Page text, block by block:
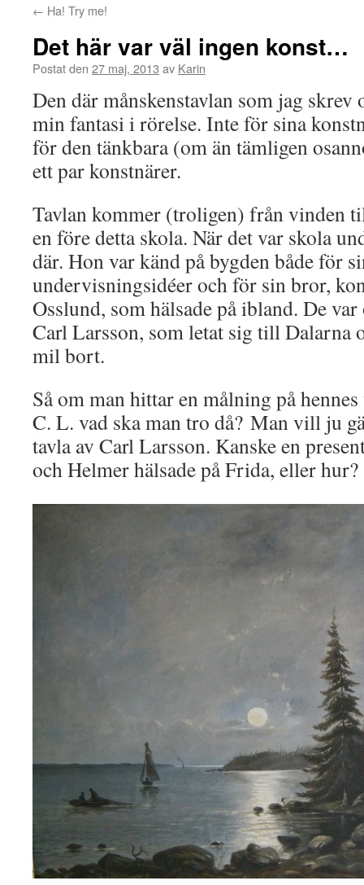
← Ha! Try me!
Det här var väl ingen konst…
Postat den 27 maj, 2013 av Karin
Den där månskenstavlan som jag
min fantasi i rörelse. Inte för sina
för den tänkbara (om än tämligen
ett par konstnärer.
Tavlan kommer (troligen) från vinden
en före detta skola. När det var skola
där. Hon var känd på bygden både för
undervisningsidéer och för sin bror,
Osslund, som hälsade på ibland. De
Carl Larsson, som letat sig till Dalarna
mil bort.
Så om man hittar en målning på
C. L. vad ska man tro då? Man vill ju
tavla av Carl Larsson. Kanske en
och Helmer hälsade på Frida, eller hur?